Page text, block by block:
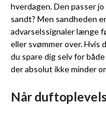
hverdagen. Den passer
sandt? Men sandheden
advarselssignaler længe
eller svømmer over.
du spare dig selv for
der absolut ikke minder
Når